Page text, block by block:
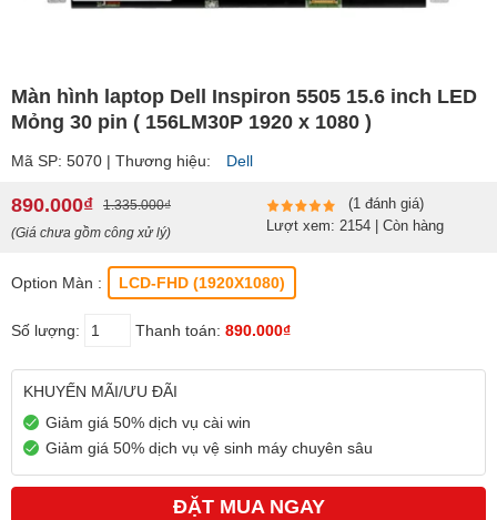
Màn hình laptop Dell Inspiron 5505 15.6 inch LED
Mỏng 30 pin ( 156LM30P 1920 x 1080 )
Mã SP: 5070 | Thương hiệu: Dell
890.000₫
1.335.000₫
(Giá chưa gồm công xử lý)
(1 đánh giá)
Lượt xem: 2154 | Còn hàng
Option Màn : LCD-FHD (1920X1080)
Số lượng: Thanh toán: 890.000₫
KHUYẾN MÃI/ƯU ĐÃI
Giảm giá 50% dịch vụ cài win
Giảm giá 50% dịch vụ vệ sinh máy chuyên sâu
ĐẶT MUA NGAY